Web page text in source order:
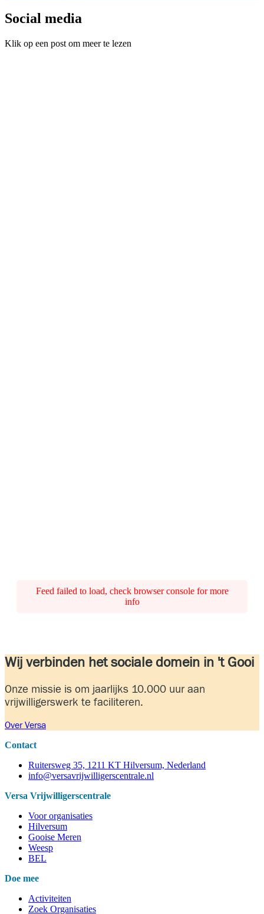
Social media
Klik op een post om meer te lezen
Feed failed to load, check browser console for more
info
Wij verbinden het sociale domein in 't Gooi
Onze missie is om jaarlijks 10.000 uur aan
vrijwilligerswerk te faciliteren.
Over Versa
Contact
Ruitersweg 35, 1211 KT Hilversum, Nederland
info@versavrijwilligerscentrale.nl
Versa Vrijwilligerscentrale
Voor organisaties
Hilversum
Gooise Meren
Weesp
BEL
Doe mee
Activiteiten
Zoek Organisaties